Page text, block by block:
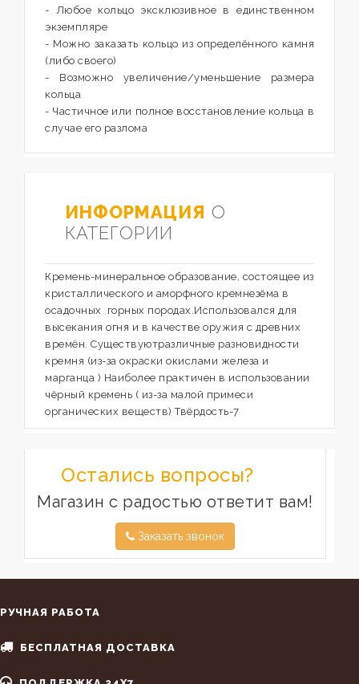
- Любое кольцо эксклюзивное в единственном
экземпляре
- Можно заказать кольцо из определённого камня
(либо своего)
- Возможно увеличение/уменьшение размера
кольца
- Частичное или полное восстановление кольца в
случае его разлома
ИНФОРМАЦИЯ О
КАТЕГОРИИ
Кремень-минеральное образование, состоящее из
кристаллического и аморфного кремнезёма в
осадочных горных породах.Использовался для
высекания огня и в качестве оружия с древних
времён. Существуютразличные разновидности
кремня (из-за окраски окислами железа и
марганца ) Наиболее практичен в использовании
чёрный кремень ( из-за малой примеси
органических веществ) Твёрдость-7
Остались вопросы?
Магазин с радостью ответит вам!
Заказать звонок
РУЧНАЯ РАБОТА
БЕСПЛАТНАЯ ДОСТАВКА